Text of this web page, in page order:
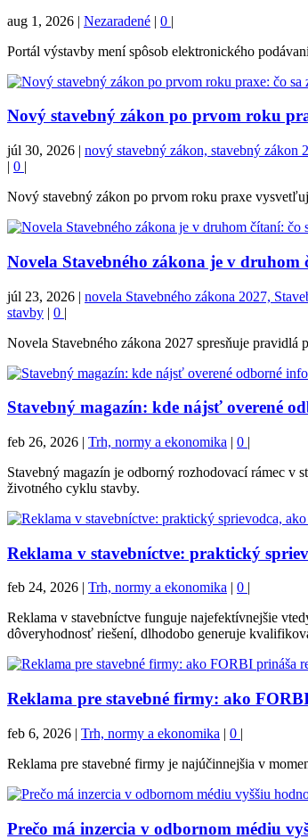
aug 1, 2026 | Nezaradené | 0 |
Portál výstavby mení spôsob elektronického
Nový stavebný zákon po prvom roku
júl 30, 2026 | nový stavebný zákon, stavebný zákon
| 0 |
Nový stavebný zákon po prvom roku praxe
Novela Stavebného zákona je v
júl 23, 2026 | novela Stavebného zákona 2027,
stavby | 0 |
Novela Stavebného zákona 2027 spresňuje
Stavebný magazín: kde nájsť overené
feb 26, 2026 | Trh, normy a ekonomika | 0 |
Stavebný magazín je odborný rozhodovací rámec v
životného cyklu stavby.
Reklama v stavebníctve: praktický
feb 24, 2026 Trh, normy a ekonomika 0
Reklama v stavebníctve funguje najefektívnejšie
dôveryhodnosť riešení, dlhodobo generuje
Reklama pre stavebné firmy: ako
feb 6, 2026 | Trh, normy a ekonomika | 0 |
Reklama pre stavebné firmy je najúčinnejšia v
Prečo má inzercia v odbornom médiu